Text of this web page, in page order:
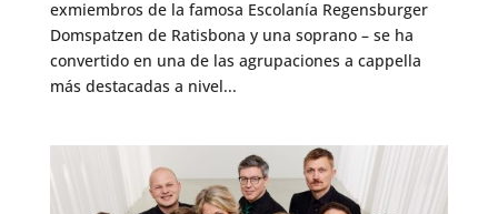
exmiembros de la famosa Escolanía Regensburger
Domspatzen de Ratisbona y una soprano – se ha
convertido en una de las agrupaciones a cappella
más destacadas a nivel...